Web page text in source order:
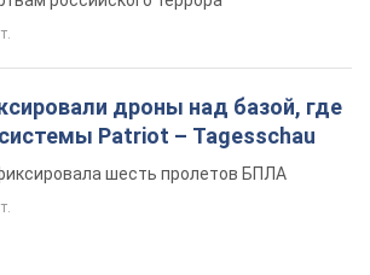
дроны над базой, где
Patriot – Tagesschau
шесть пролетов БПЛА